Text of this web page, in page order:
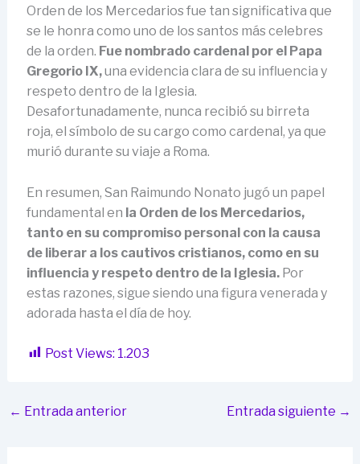
Orden de los Mercedarios fue tan significativa que
se le honra como uno de los santos más celebres
de la orden. Fue nombrado cardenal por el Papa
Gregorio IX,una evidencia clara de su influencia y
respeto dentro de la Iglesia.
Desafortunadamente, nunca recibió su birreta
roja, el símbolo de su cargo como cardenal, ya que
murió durante su viaje a Roma.
En resumen, San Raimundo Nonato jugó un papel
fundamental en la Orden de los Mercedarios,
tanto en su compromiso personal con la causa
de liberar a los cautivos cristianos, como en su
influencia y respeto dentro de la Iglesia.Por
estas razones, sigue siendo una figura venerada y
adorada hasta el día de hoy.
Post Views: 1.203
← Entrada anterior Entrada siguiente →